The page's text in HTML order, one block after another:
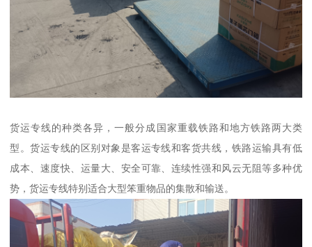
货运专线的种类各异，一般分成国家重载铁路和地方铁路两大类
型。货运专线的区别对象是客运专线和客货共线，铁路运输具有低
成本、速度快、运量大、安全可靠、连续性强和风云无阻等多种优
势，货运专线特别适合大型笨重物品的集散和输送。